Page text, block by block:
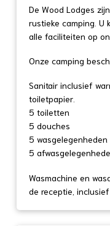
De Wood Lodges
rustieke camping. U
alle faciliteiten op
Onze camping
Sanitair inclusief
toiletpapier.
5 toiletten
5 douches
5 wasgelegenheden
5
Wasmachine en
de receptie,